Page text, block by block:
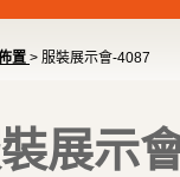
置 > 服裝展示會-4087
展示